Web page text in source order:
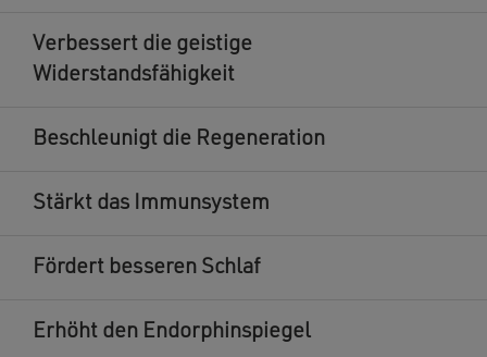
Verbessert die geistige
Widerstandsfähigkeit
Beschleunigt die Regeneration
Stärkt das Immunsystem
Fördert besseren Schlaf
Erhöht den Endorphinspiegel